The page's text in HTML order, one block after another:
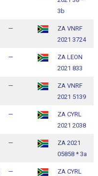
3b
—
ZA VNRF
2021 3724
—
ZA LEON
2021 833
—
ZA VNRF
2021 5139
—
ZA CYRL
2021 2038
—
ZA 2021
05858 * 3a
—
ZA CYRL